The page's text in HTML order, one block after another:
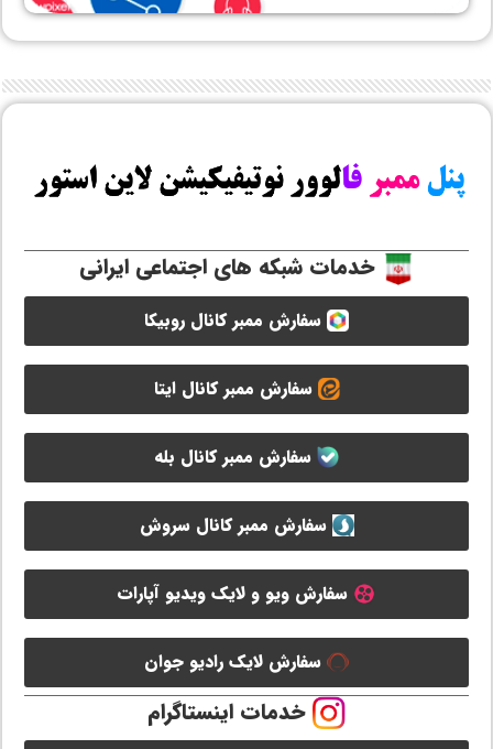
خدمات شبکه های اجتماعی ایرانی
سفارش ممبر کانال روبیکا
سفارش ممبر کانال ایتا
سفارش ممبر کانال بله
سفارش ممبر کانال سروش
سفارش ویو و لایک ویدیو آپارات
سفارش لایک رادیو جوان
خدمات اینستاگرام